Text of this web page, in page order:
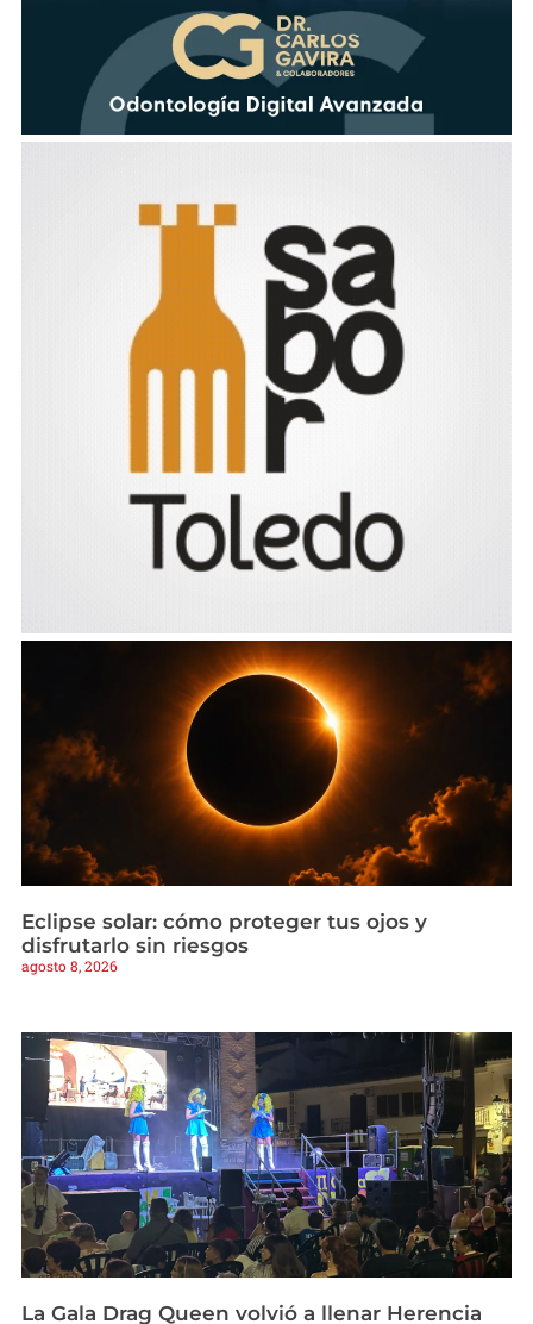
Eclipse solar: cómo proteger tus ojos y
disfrutarlo sin riesgos
agosto 8, 2026
La Gala Drag Queen volvió a llenar Herencia